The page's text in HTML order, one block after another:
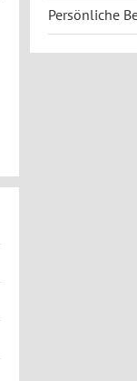
Persönliche